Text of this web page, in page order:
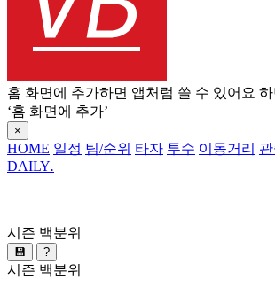
홈 화면에 추가하면 앱처럼 쓸 수 있어요
‘홈 화면에 추가’
×
HOME 일정 팀/순위 타자 투수 이동거리
DAILY.
시즌 백분위
💾 ?
시즌 백분위